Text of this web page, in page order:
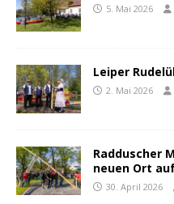
5. Mai 2026
Leiper
2. Mai 2026
Radduscher
neuen Ort
30. April 2026